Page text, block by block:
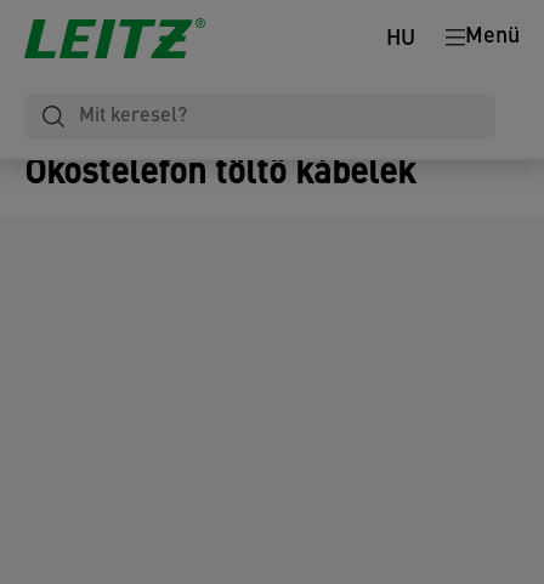
Menü
HU
Okostelefon töltő kábelek